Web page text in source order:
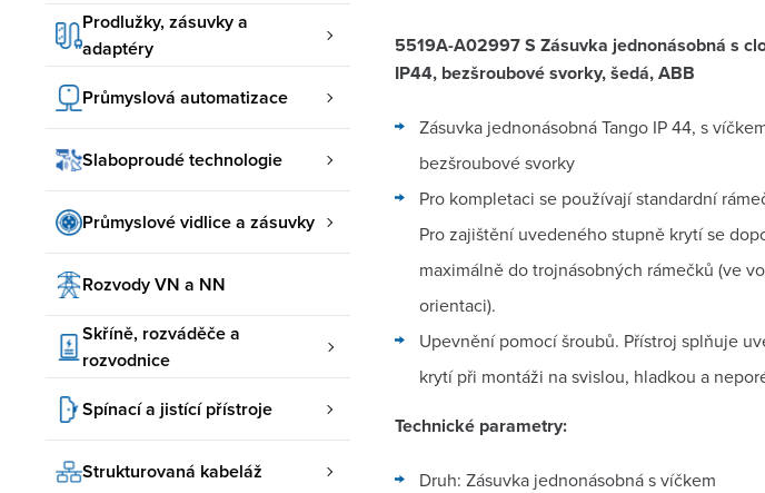
Prodlužky, zásuvky a
adaptéry
Průmyslová automatizace
Slaboproudé technologie
Průmyslové vidlice a zásuvky
Rozvody VN a NN
Skříně, rozváděče a
rozvodnice
Spínací a jistící přístroje
Strukturovaná kabeláž
5519A-A02997 S Zásuvka jednonásobná s
IP44, bezšroubové svorky, šedá, ABB
Zásuvka jednonásobná Tango IP 44, s
bezšroubové svorky
Pro kompletaci se používají standardní
Pro zajištění uvedeného stupně krytí se
maximálně do trojnásobných rámečků (ve
orientaci).
Upevnění pomocí šroubů. Přístroj splňuje
krytí při montáži na svislou, hladkou a
Technické parametry:
Druh: Zásuvka jednonásobná s víčkem